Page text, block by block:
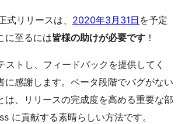
リリースは、 2020年3月31日 を予定
に至るには皆様の助けが必要です ！
ストし、フィードバックを提供してく
に感謝します。ベータ段階でバグがない
は、リリースの完成度を高める重要な部
に貢献する素晴らしい方法です。